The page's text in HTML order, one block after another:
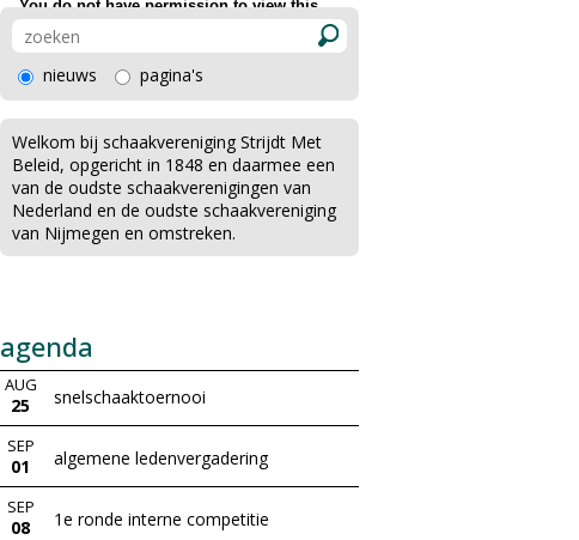
nieuws pagina's
Welkom bij schaakvereniging Strijdt Met
Beleid, opgericht in 1848 en daarmee een
van de oudste schaakverenigingen van
Nederland en de oudste schaakvereniging
van Nijmegen en omstreken.
agenda
AUG
25 snelschaaktoernooi
SEP
01 algemene ledenvergadering
SEP
08 1e ronde interne competitie